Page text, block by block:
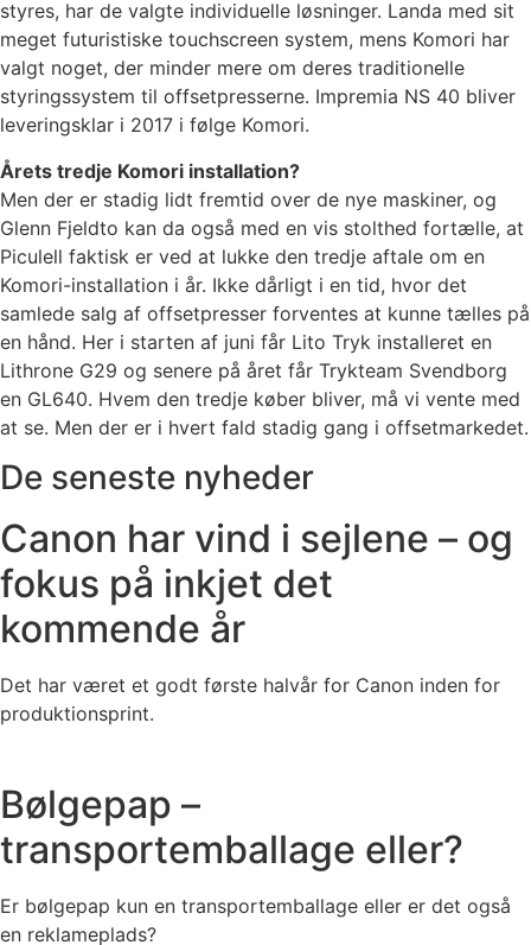
styres, har de valgte individuelle løsninger. Landa med sit
meget futuristiske touchscreen system, mens Komori har
valgt noget, der minder mere om deres traditionelle
styringssystem til offsetpresserne. Impremia NS 40 bliver
leveringsklar i 2017 i følge Komori.
Årets tredje Komori installation?
Men der er stadig lidt fremtid over de nye maskiner, og
Glenn Fjeldto kan da også med en vis stolthed fortælle, at
Piculell faktisk er ved at lukke den tredje aftale om en
Komori-installation i år. Ikke dårligt i en tid, hvor det
samlede salg af offsetpresser forventes at kunne tælles på
en hånd. Her i starten af juni får Lito Tryk installeret en
Lithrone G29 og senere på året får Trykteam Svendborg
en GL640. Hvem den tredje køber bliver, må vi vente med
at se. Men der er i hvert fald stadig gang i offsetmarkedet.
De seneste nyheder
Canon har vind i sejlene – og
fokus på inkjet det
kommende år
Det har været et godt første halvår for Canon inden for
produktionsprint.
Bølgepap –
transportemballage eller?
Er bølgepap kun en transportemballage eller er det også
en reklameplads?